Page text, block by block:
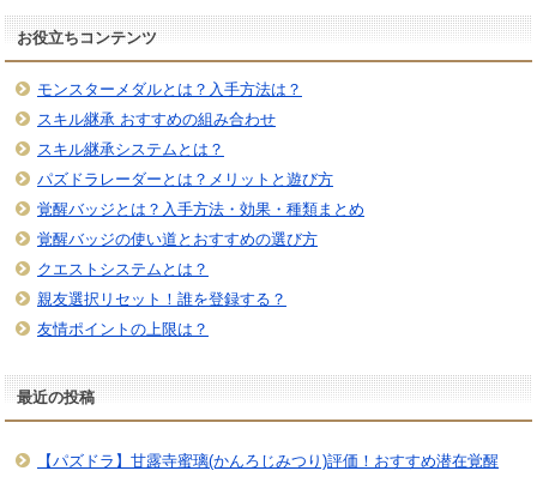
お役立ちコンテンツ
モンスターメダルとは？入手方法は？
スキル継承 おすすめの組み合わせ
スキル継承システムとは？
パズドラレーダーとは？メリットと遊び方
覚醒バッジとは？入手方法・効果・種類まとめ
覚醒バッジの使い道とおすすめの選び方
クエストシステムとは？
親友選択リセット！誰を登録する？
友情ポイントの上限は？
最近の投稿
【パズドラ】甘露寺蜜璃(かんろじみつり)評価！おすすめ潜在覚醒